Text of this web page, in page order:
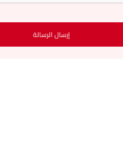
إرسال الرسالة